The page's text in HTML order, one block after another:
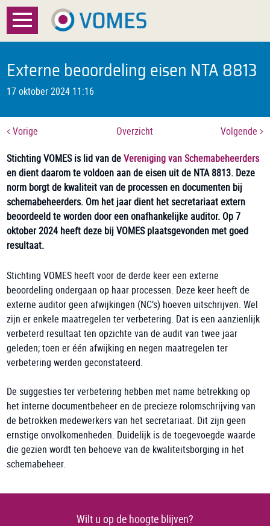
Menu
Over VOMES
Certificatie
Documenten
Nieuws
FAQ
Externe beoordeling eisen NTA 8813
17 oktober 2024 11:16
Vorige Overzicht Volgende
Stichting VOMES is lid van deVereniging van Schemabeheerders
en dient daarom te voldoen aan de eisen uit de NTA 8813. Deze
norm borgt de kwaliteit van de processen en documenten bij
schemabeheerders. Om het jaar dient het secretariaat extern
beoordeeld te worden door een onafhankelijke auditor. Op 7
oktober 2024 heeft deze bij VOMES plaatsgevonden met goed
resultaat.
Stichting VOMES heeft voor de derde keer een externe
beoordeling ondergaan op haar processen. Deze keer heeft de
externe auditor geen afwijkingen (NC’s) hoeven uitschrijven. Wel
zijn er enkele maatregelen ter verbetering. Dat is een aanzienlijk
verbeterd resultaat ten opzichte van de audit van twee jaar
geleden; toen er één afwijking en negen maatregelen ter
verbetering werden geconstateerd.
De suggesties ter verbetering hebben met name betrekking op
het interne documentbeheer en de precieze rolomschrijving van
de betrokken medewerkers van het secretariaat. Dit zijn geen
ernstige onvolkomenheden. Duidelijk is de toegevoegde waarde
die gezien wordt ten behoeve van de kwaliteitsborging in het
schemabeheer.
Wilt u op de hoogte blijven?